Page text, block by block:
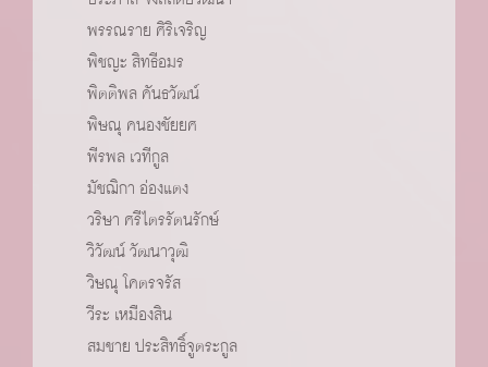
พรรณราย ศิริเจริญ
พิชญะ สิทธีอมร
พิตติพล คันธวัฒน์
พิษณุ คนองชัยยศ
พีรพล เวทีกูล
มัชฌิกา อ่องแตง
วริษา ศรีไตรรัตนรักษ์
วิวัฒน์ วัฒนาวุฒิ
วิษณุ โคตรจรัส
วีระ เหมืองสิน
สมชาย ประสิทธิ์จูตระกูล